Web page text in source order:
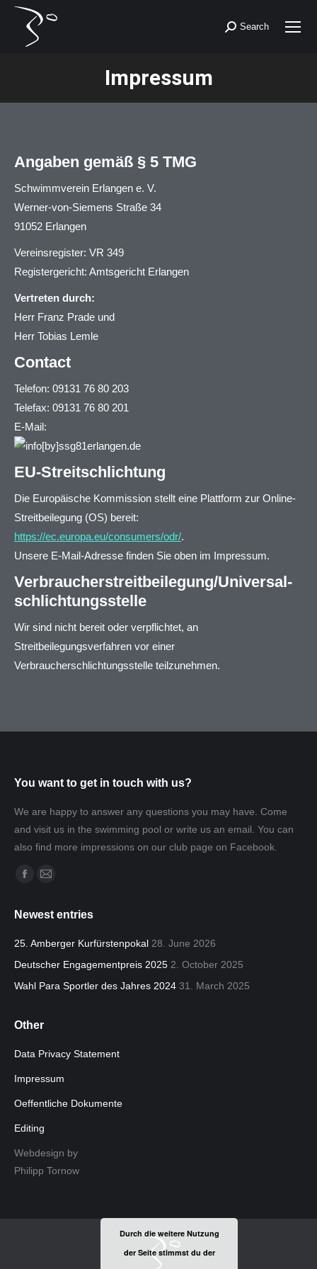
Search:
Search
Impressum
You are here:
Angaben gemäß § 5 TMG
Schwimmverein Erlangen e. V.
Werner-von-Siemens Straße 34
91052 Erlangen
Vereinsregister: VR 349
Registergericht: Amtsgericht Erlangen
Vertreten durch:
Herr Franz Prade und
Herr Tobias Lemle
Contact
Telefon: 09131 76 80 203
Telefax: 09131 76 80 201
E-Mail:
EU-Streitschlichtung
Die Europäische Kommission stellt eine Plattform zur Online-
Streitbeilegung (OS) bereit:
https://ec.europa.eu/consumers/odr/.
Unsere E-Mail-Adresse finden Sie oben im Impressum.
Verbraucher­streit­beilegung/Universal­
schlichtungs­stelle
Wir sind nicht bereit oder verpflichtet, an
Streitbeilegungsverfahren vor einer
Verbraucherschlichtungsstelle teilzunehmen.
You want to get in touch with us?
We are happy to answer any questions you may have. Come
and visit us in the swimming pool or write us an email. You can
also find more impressions on our club page on Facebook.
Find us on:
Facebook
opens
in
Mail
opens
in
window
Newest entries
25. Amberger Kurfürstenpokal 28. June 2026
Deutscher Engagementpreis 2025 2. October 2025
Wahl Para Sportler des Jahres 2024 31. March 2025
Other
Data Privacy Statement
Impressum
Oeffentliche Dokumente
Editing
Webdesign by
Philipp Tornow
Durch die weitere Nutzung
der Seite stimmst du der